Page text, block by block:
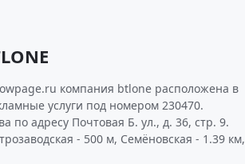
компания btlone расположена в
услуги под номером 230470.
по адресу Почтовая Б. ул., д. 36, стр. 9.
- 500 м, Семёновская - 1.39 км,